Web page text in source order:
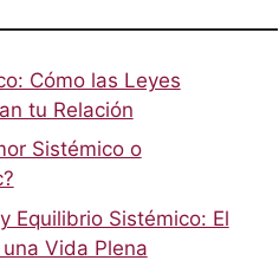
Cómo las Leyes
tu Relación
Sistémico o
Equilibrio Sistémico: El
Vida Plena